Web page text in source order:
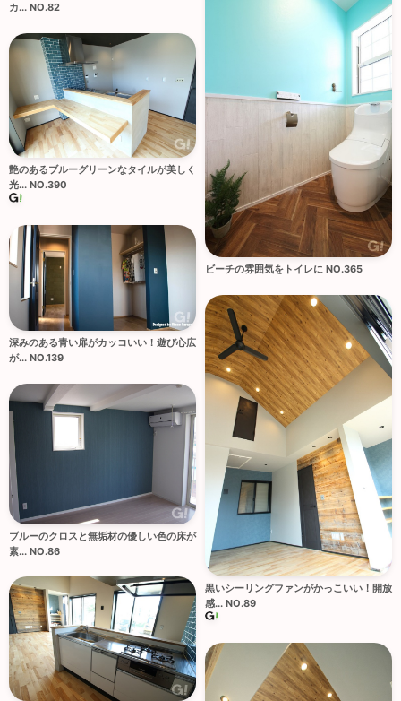
カ... NO.82
ビーチの雰囲気をトイレに NO.365
艶のあるブルーグリーンなタイルが美しく
光... NO.390
深みのある青い扉がカッコいい！遊び心広
が... NO.139
黒いシーリングファンがかっこいい！開放
感... NO.89
ブルーのクロスと無垢材の優しい色の床が
素... NO.86